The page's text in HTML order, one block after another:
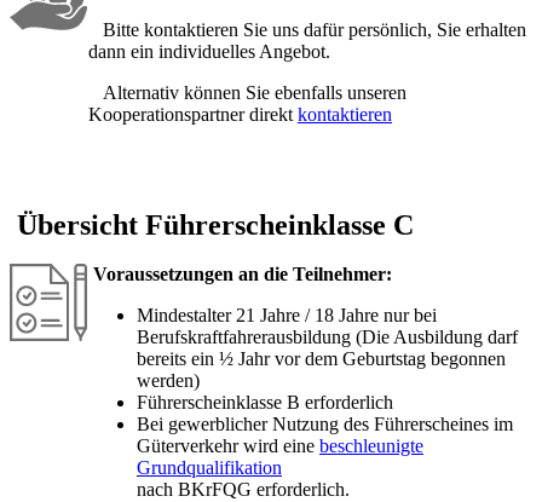
Bitte kontaktieren Sie uns dafür persönlich, Sie erhalten
dann ein individuelles Angebot.
Alternativ können Sie ebenfalls unseren
Kooperationspartner direkt kontaktieren
Übersicht Führerscheinklasse C
Voraussetzungen an die Teilnehmer:
Mindestalter 21 Jahre / 18 Jahre nur bei
Berufskraftfahrerausbildung (Die Ausbildung darf
bereits ein ½ Jahr vor dem Geburtstag begonnen
werden)
Führerscheinklasse B erforderlich
Bei gewerblicher Nutzung des Führerscheines im
Güterverkehr wird eine beschleunigte
Grundqualifikation
nach BKrFQG erforderlich.